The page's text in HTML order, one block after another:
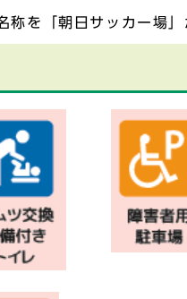
を「朝日サッカー場